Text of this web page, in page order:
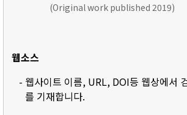
(Original work published 2019)
웹소스
- 웹사이트 이름, URL, DOI등 웹상에서
를 기재합니다.